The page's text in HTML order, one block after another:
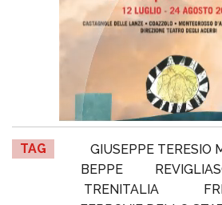
TAG
GIUSEPPE TERESIO
BEPPE
TRENITALIA